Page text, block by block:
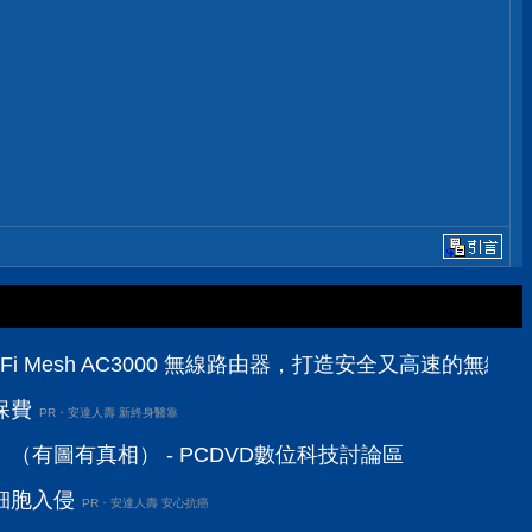
Mesh AC3000 無線路由器，打造安全又高速的無縫
費
PR・安達人壽 新終身醫靠
有圖有真相） - PCDVD數位科技討論區
胞入侵
PR・安達人壽 安心抗癌